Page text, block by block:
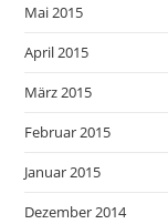
Mai 2015
April 2015
März 2015
Februar 2015
Januar 2015
Dezember 2014